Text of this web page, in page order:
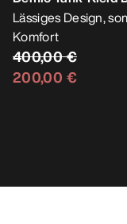
Lässiges Design,
Komfort
400,00 €
200,00 €